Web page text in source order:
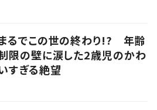
るでこの世の終わり!? 年齢
限の壁に涙した2歳児のかわ
すぎる絶望